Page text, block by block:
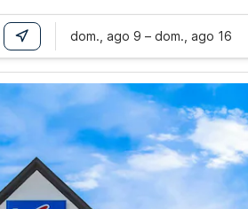
dom., ago 9 – dom., ago 16